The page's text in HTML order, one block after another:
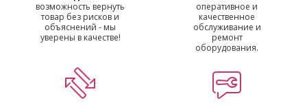
возможность вернуть
товар без рисков и
объяснений - мы
уверены в качестве!
оперативное и
качественное
обслуживание и
ремонт
оборудования.